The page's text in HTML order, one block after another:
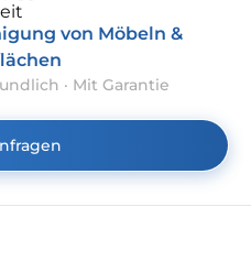
von Möbeln &
· Mit Garantie